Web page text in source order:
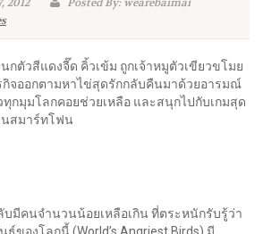
กตัวสีแดงจี๊ด คิ้วเข้ม ถูกเจ้าหมูตัวเขียวขโมย
กิจออกตามหาไข่สุดรักกลับคืนมาด้วยอารมณ์
กมุมโลกคอยช่วยเหลือ และสนุกไปกับเกมสุด
นสมาร์ทโฟน
บมีคนจำนวนน้อยเหลือเกิน ที่ตระหนักรับรู้ว่า